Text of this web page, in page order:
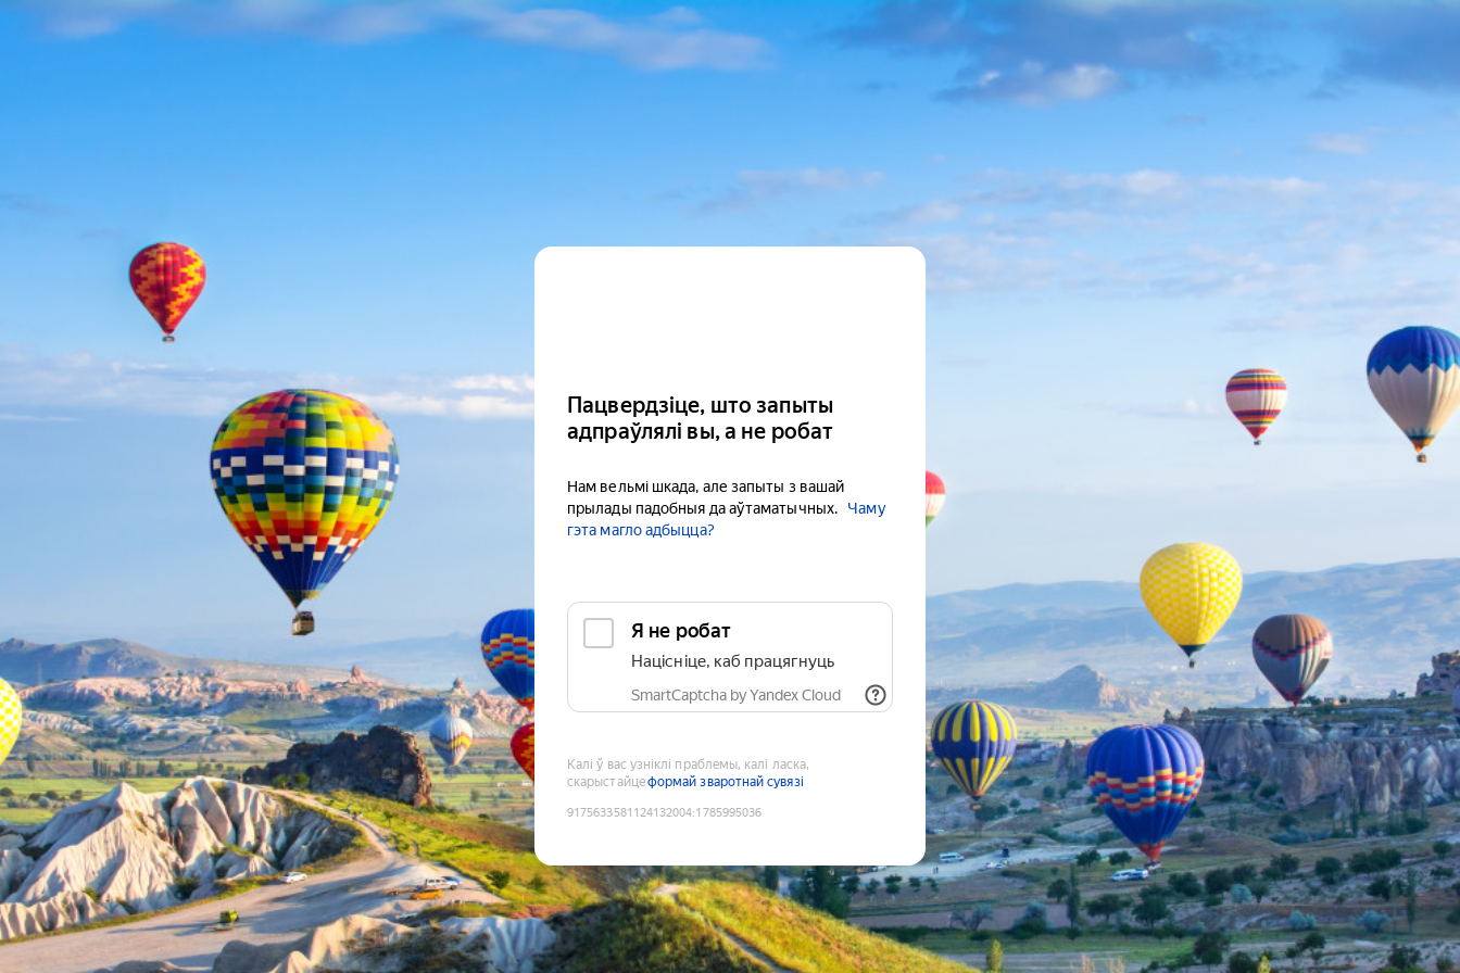
Пацвердзіце, што запыты
адпраўлялі вы, а не робат
Нам вельмі шкада, але запыты з вашай
прылады падобныя да аўтаматычных.
Чаму
гэта магло адбыцца?
Я не робат
Націсніце, каб працягнуць
SmartCaptcha by Yandex Cloud
Калі ў вас узніклі праблемы, калі ласка,
скарыстайцеформай зваротнай сувязі
9175633581124132004:1785995036